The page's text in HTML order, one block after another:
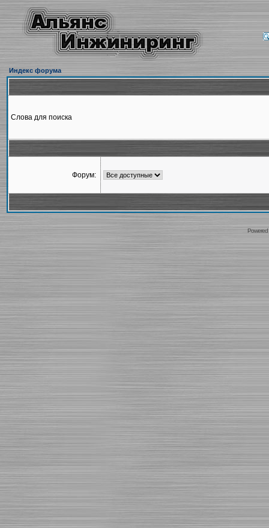
Индекс форума
Слова для поиска
Форум: